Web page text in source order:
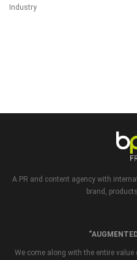
Industry
A PR and content agency with
brand,
We come along with the entire